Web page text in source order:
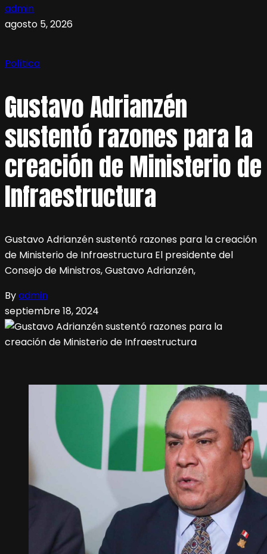
admin
agosto 5, 2026
Política
Gustavo Adrianzén
sustentó razones para la
creación de Ministerio de
Infraestructura
Gustavo Adrianzén sustentó razones para la creación
de Ministerio de Infraestructura El presidente del
Consejo de Ministros, Gustavo Adrianzén,
Byadmin
septiembre 18, 2024